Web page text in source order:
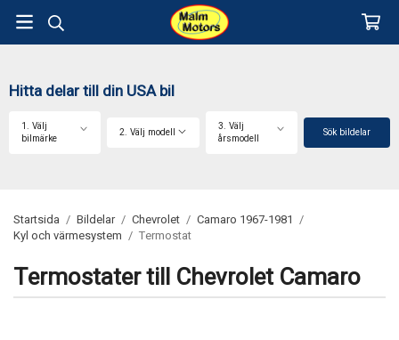
Hitta delar till din USA bil
1. Välj
bilmärke
2. Välj modell
3. Välj
årsmodell
Sök bildelar
Startsida / Bildelar / Chevrolet / Camaro 1967-1981 /
Kyl och värmesystem / Termostat
Termostater till Chevrolet Camaro